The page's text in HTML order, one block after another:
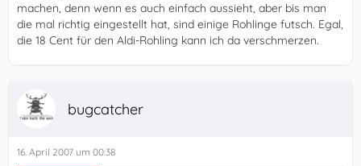
machen, denn wenn es auch einfach aussieht, aber bis man
die mal richtig eingestellt hat, sind einige Rohlinge futsch. Egal,
die 18 Cent für den Aldi-Rohling kann ich da verschmerzen.
bugcatcher
16. April 2007 um 00:38